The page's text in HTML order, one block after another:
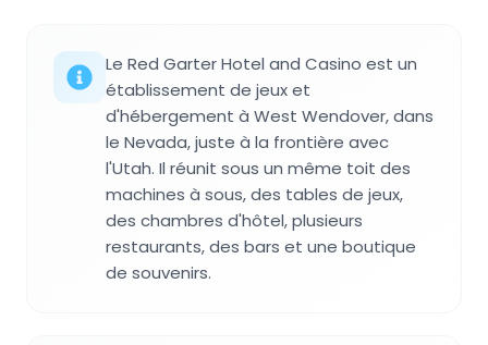
Le Red Garter Hotel and Casino est un
établissement de jeux et
d'hébergement à West Wendover, dans
le Nevada, juste à la frontière avec
l'Utah. Il réunit sous un même toit des
machines à sous, des tables de jeux,
des chambres d'hôtel, plusieurs
restaurants, des bars et une boutique
de souvenirs.